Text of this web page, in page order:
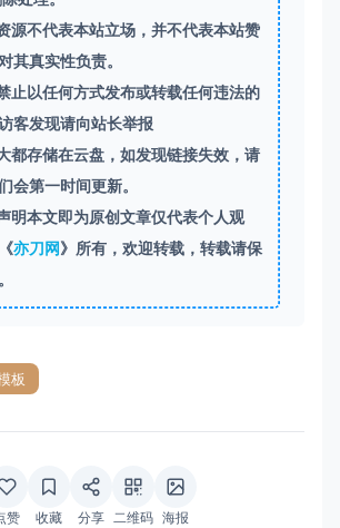
源不代表本站立场，并不代表本站赞
其真实性负责。
止以任何方式发布或转载任何违法的
客发现请向站长举报
都存储在云盘，如发现链接失效，请
会第一时间更新。
明本文即为原创文章仅代表个人观
亦刀网》所有，欢迎转载，转载请保
板
赞 收藏 分享 二维码 海报